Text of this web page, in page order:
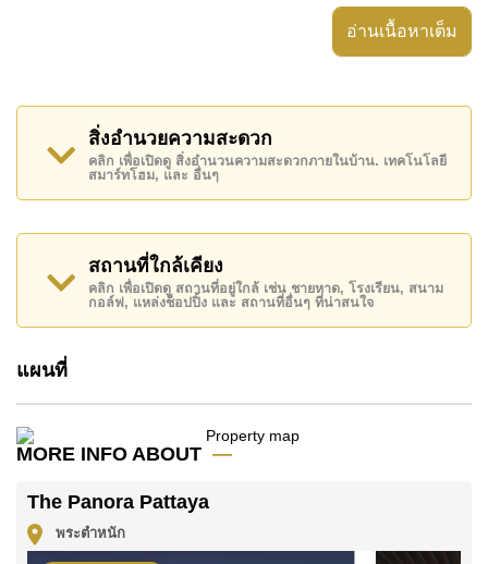
อสังหาริมทรัพย์นี้สามารถใช้ สระว่ายน้ำ ส่วนกลาง ได้
The Panora Pattaya มีสิ่งอำนวยความสะดวกส่วนกลาง
สถานที่สำคัญใกล้ The Panora Pattaya ได้แก่: ติด
ชายหาด, เดินทางไปชายหาดได้ง่าย , หาดพัทยา, หาด
จอมเทียน , เอเชีย 9 หลุม กอล์ฟ , โรงพยาบาลเมืองพัทยา,
รพ.กรุงเทพจอมเทียน
บาท คิดเป็น ฿ 136,989 บาทต่อตารางเมตร
โฉนดที่ดินของอสังหาริมทรัพย์นี้อยู่ภายใต้กรรมสิทธิ์ ชื่อ
ค้นพบโอกาสในการทำให้ที่อยู่อาศัยนี้เป็นบ้านในฝันของ
คุณ!
ติดต่อ Cornerstone Real Estate โทร +6638411250
หรือ อีเมล info@cornerstone.co.th
WhatsApp ของสำนักงาน:
@cornerstonepattaya
อ่านเนื้อหาเต็ม
สิ่งอำนวยความสะดวก
คลิก เพื่อเปิดดู สิ่งอำนวนความสะดวกภายในบ้าน. เทคโนโลยี
สมาร์ทโฮม, และ อื่นๆ
สถานที่ใกล้เคียง
คลิก เพื่อเปิดดู สถานที่อยู่ใกล้ เช่น ชายหาด, โรงเรียน, สนาม
กอล์ฟ, แหล่งช็อปปิ้ง และ สถานที่อื่นๆ ที่น่าสนใจ
แผนที่
MORE INFO ABOUT
The Panora Pattaya
พระตำหนัก